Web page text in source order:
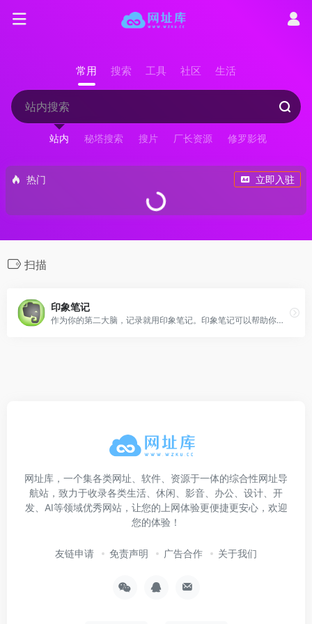
常用 搜索 工具 社区 生活
站内 秘塔搜索 搜片 厂长资源 修罗影视
热门 立即入驻
扫描
印象笔记
作为你的第二大脑，记录就用印象笔记。印象笔记可以帮助你高效工作、学习与生活。支持无缝多端同步，快速保存微信、微博、网页等内容，一站式完成信息的收集备份、高效记录、分享和永久保存。
网址库，一个集各类网址、软件、资源于一体的综合性网址导
航站，致力于收录各类生活、休闲、影音、办公、设计、开
发、AI等领域优秀网站，让您的上网体验更便捷更安心，欢迎
您的体验！
友链申请 免责声明 广告合作 关于我们